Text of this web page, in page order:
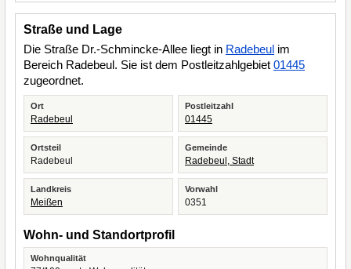
Straße und Lage
Die Straße Dr.-Schmincke-Allee liegt in Radebeul im
Bereich Radebeul. Sie ist dem Postleitzahlgebiet 01445
zugeordnet.
Ort
Radebeul
Postleitzahl
01445
Ortsteil
Radebeul
Gemeinde
Radebeul, Stadt
Landkreis
Meißen
Vorwahl
0351
Wohn- und Standortprofil
Wohnqualität